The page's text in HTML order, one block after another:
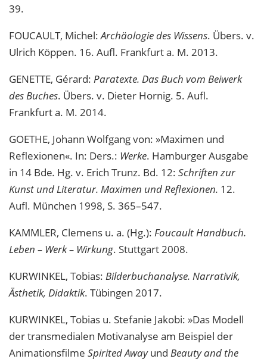
39.
FOUCAULT, Michel:Archäologie des Wissens. Übers. v.
Ulrich Köppen. 16. Aufl. Frankfurt a. M. 2013.
GENETTE, Gérard: Paratexte. Das Buch vom Beiwerk
des Buches. Übers. v. Dieter Hornig. 5. Aufl.
Frankfurt a. M. 2014.
GOETHE, Johann Wolfgang von: »Maximen und
Reflexionen«. In: Ders.: Werke. Hamburger Ausgabe
in 14 Bde. Hg. v. Erich Trunz. Bd. 12: Schriften zur
Kunst und Literatur. Maximen und Reflexionen. 12.
Aufl. München 1998, S. 365–547.
KAMMLER, Clemens u. a. (Hg.): Foucault Handbuch.
Leben – Werk – Wirkung. Stuttgart 2008.
KURWINKEL, Tobias: Bilderbuchanalyse. Narrativik,
Ästhetik, Didaktik. Tübingen 2017.
KURWINKEL, Tobias u. Stefanie Jakobi: »Das Modell
der transmedialen Motivanalyse am Beispiel der
Animationsfilme Spirited Awayund Beauty and the